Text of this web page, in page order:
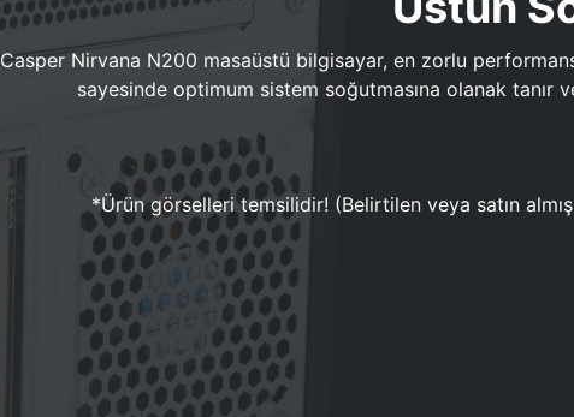
Casper Nirvana N200 masaüstü bilgisayar, en zorlu
sayesinde optimum sistem soğutmasına olanak tanır
*Ürün görselleri temsilidir! (Belirtilen veya satın